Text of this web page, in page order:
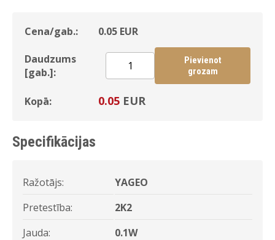
Cena/gab.: 0.05 EUR
Daudzums
[gab.]:
Pievienot
grozam
Kopā: 0.05 EUR
Specifikācijas
Ražotājs:
YAGEO
Pretestība:
2K2
Jauda:
0.1W